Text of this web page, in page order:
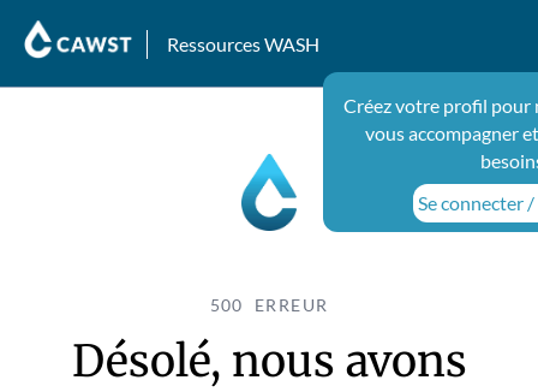
Ressources WASH
Créez votre profil pour
vous accompagner
Se connecter
500 ERREUR
Désolé, nous avons